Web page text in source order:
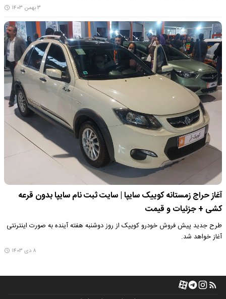
۳ بهمن ۱۴۰۳
آغاز حراج زمستانه کوییک سایپا | سایت ثبت نام سایپا بدون قرعه
کشی + جزئیات و قیمت
طرح جدید پیش فروش خودرو کوییک از روز دوشنبه هفته آینده به صورت اینترنتی
آغاز خواهد شد.
۸ دی ۱۴۰۳